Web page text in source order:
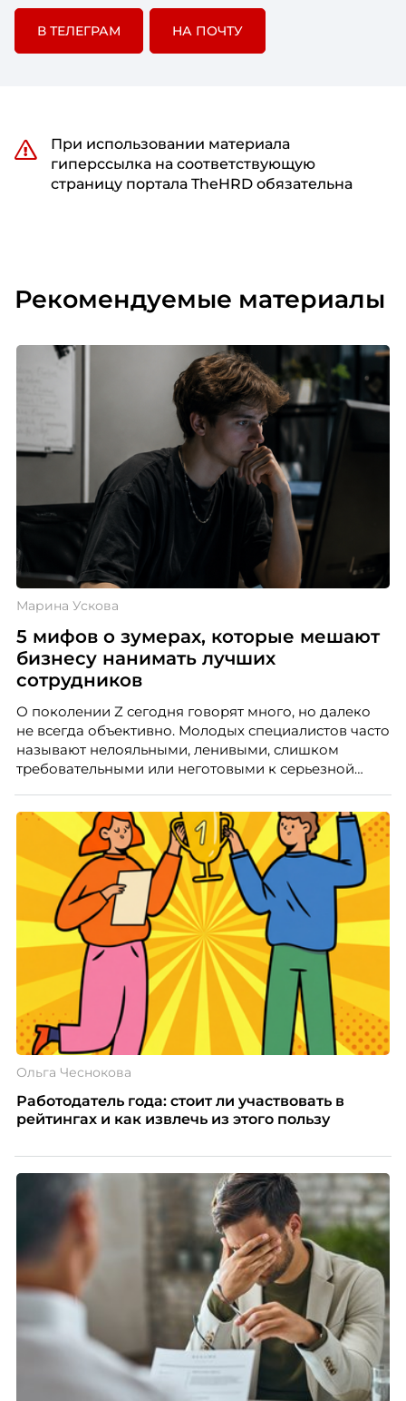
В ТЕЛЕГРАМ НА ПОЧТУ
При использовании материала
гиперссылка на соответствующую
страницу портала TheHRD обязательна
Рекомендуемые материалы
Марина Ускова
5 мифов о зумерах, которые мешают
бизнесу нанимать лучших
сотрудников
О поколении Z сегодня говорят много, но далеко
не всегда объективно. Молодых специалистов часто
называют нелояльными, ленивыми, слишком
требовательными или неготовыми к серьезной
кадровых ошибок. В этой статье Марина Ускова,
руководитель отдела подбора персонала
рекрутинговой компании, разбирает самые
распространенные мифы о зумерах и объясняет,
почему устаревшие представления мешают
бизнесу находить и удерживать сильных
сотрудников.
Ольга Чеснокова
Работодатель года: стоит ли участвовать в
рейтингах и как извлечь из этого пользу